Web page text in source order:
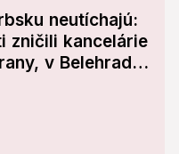
neutíchajú:
zničili kancelárie
v Belehrade